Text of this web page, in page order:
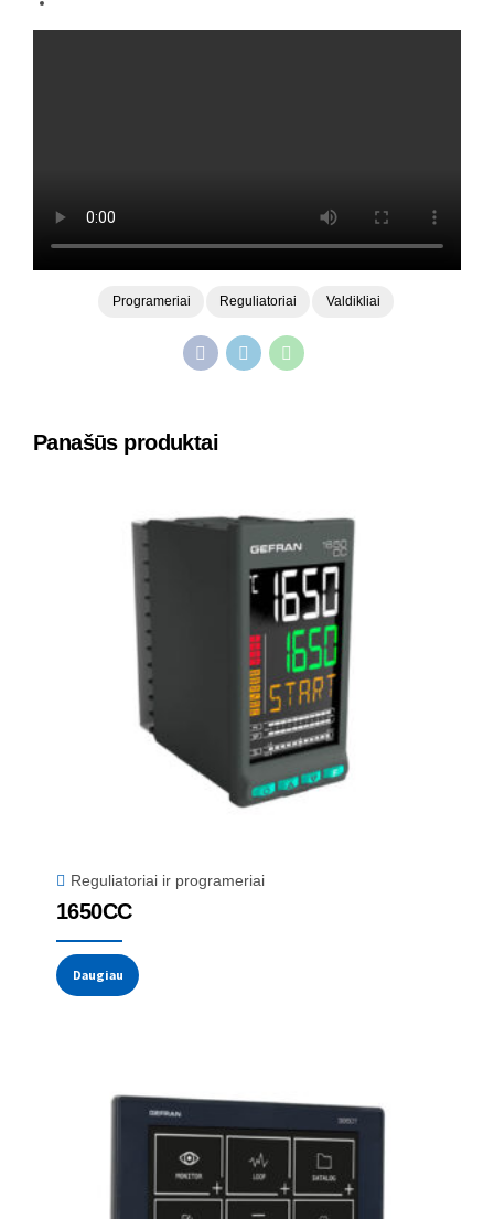
Programeriai Reguliatoriai Valdikliai
Panašūs produktai
Reguliatoriai ir programeriai
1650CC
Daugiau